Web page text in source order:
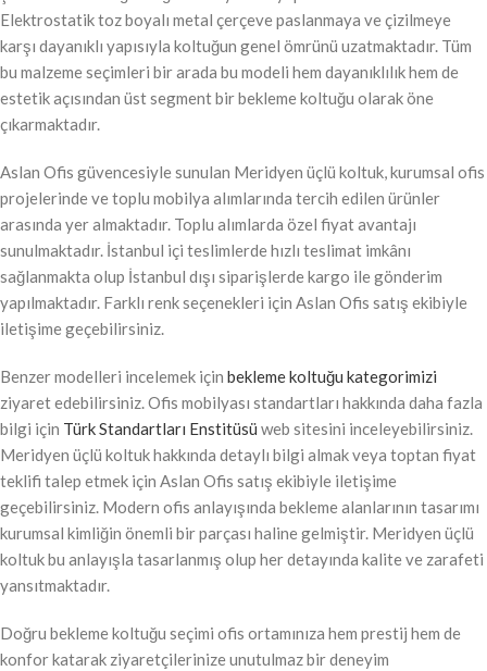
Elektrostatik toz boyalı metal çerçeve paslanmaya ve çizilmeye
karşı dayanıklı yapısıyla koltuğun genel ömrünü uzatmaktadır. Tüm
bu malzeme seçimleri bir arada bu modeli hem dayanıklılık hem de
estetik açısından üst segment bir bekleme koltuğu olarak öne
çıkarmaktadır.
Aslan Ofis güvencesiyle sunulan Meridyen üçlü koltuk, kurumsal ofis
projelerinde ve toplu mobilya alımlarında tercih edilen ürünler
arasında yer almaktadır. Toplu alımlarda özel fiyat avantajı
sunulmaktadır. İstanbul içi teslimlerde hızlı teslimat imkânı
sağlanmakta olup İstanbul dışı siparişlerde kargo ile gönderim
yapılmaktadır. Farklı renk seçenekleri için Aslan Ofis satış ekibiyle
iletişime geçebilirsiniz.
Benzer modelleri incelemek için bekleme koltuğu kategorimizi
ziyaret edebilirsiniz. Ofis mobilyası standartları hakkında daha fazla
bilgi için Türk Standartları Enstitüsü web sitesini inceleyebilirsiniz.
Meridyen üçlü koltuk hakkında detaylı bilgi almak veya toptan fiyat
teklifi talep etmek için Aslan Ofis satış ekibiyle iletişime
geçebilirsiniz. Modern ofis anlayışında bekleme alanlarının tasarımı
kurumsal kimliğin önemli bir parçası haline gelmiştir. Meridyen üçlü
koltuk bu anlayışla tasarlanmış olup her detayında kalite ve zarafeti
yansıtmaktadır.
Doğru bekleme koltuğu seçimi ofis ortamınıza hem prestij hem de
konfor katarak ziyaretçilerinize unutulmaz bir deneyim